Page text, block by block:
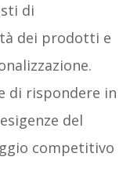
di
dei prodotti e
di rispondere in
del
competitivo